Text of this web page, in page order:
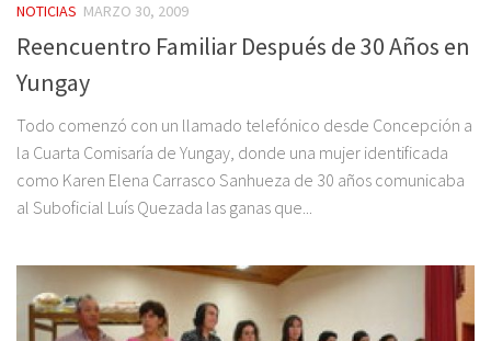
NOTICIAS MARZO 30, 2009
Reencuentro Familiar Después de 30 Años en
Yungay
Todo comenzó con un llamado telefónico desde Concepción a
la Cuarta Comisaría de Yungay, donde una mujer identificada
como Karen Elena Carrasco Sanhueza de 30 años comunicaba
al Suboficial Luís Quezada las ganas que...